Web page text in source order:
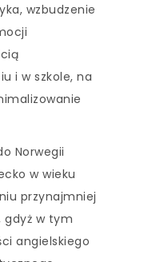
wzbudzenie
i w szkole, na
Norwegii
w wieku
przynajmniej
gdyż w tym
angielskiego